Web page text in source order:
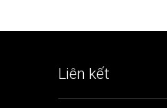
Liên kết